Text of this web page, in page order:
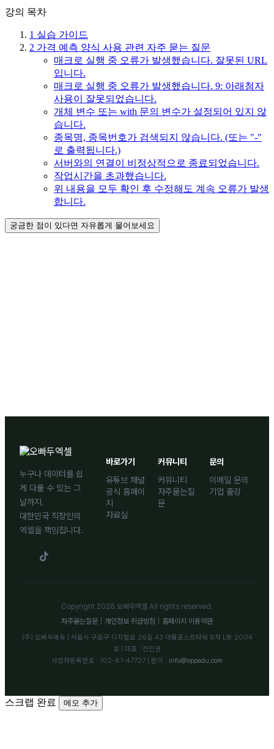
강의 목차
1 실습 가이드
2 가격 예측 양식 사용 관련 자주 묻는 질문
매크로 실행 중 오류가 발생했습니다. 잘못된 URL
입니다.
매크로 실행 중 오류가 발생했습니다. 9: 아래첨자
사용이 잘못되었습니다.
개체 변수 또는 with 문의 변수가 설정되어 있지 않
습니다.
종목명, 종목번호가 검색되지 않습니다. (또는 "-"
로 출력됩니다.)
서버와의 연결이 비정상적으로 종료되었습니다.
작업시간을 초과했습니다.
위 내용을 모두 확인 후 수정해도 계속 오류가 발생
합니다.
궁금한 점이 있다면 자유롭게 물어보세요
누구나 데이터를 쉽
게 다룰 수 있는 그
날까지.
대한민국 직장인의
엑셀을 책임집니다.
바로가기
유튜브 채널
공식 홈페이
지
자료실
커뮤니티
커뮤니티
자주묻는질
문
문의
이메일 문의
기업 출강
Copyright 2026 오빠두엑셀 All rights reserved.
자주묻는질문
개인정보 취급방침 홈페이지 이용약관
(주) 오빠두에듀 | 서울시 구로구 디지털로 26길 43 대륭포스트타워 8차 L동 2004
호 | 대표 : 전진권
사업자등록번호 : 102-81-47727 | 문의 : info@oppadu.com
스크랩 완료 메모 추가